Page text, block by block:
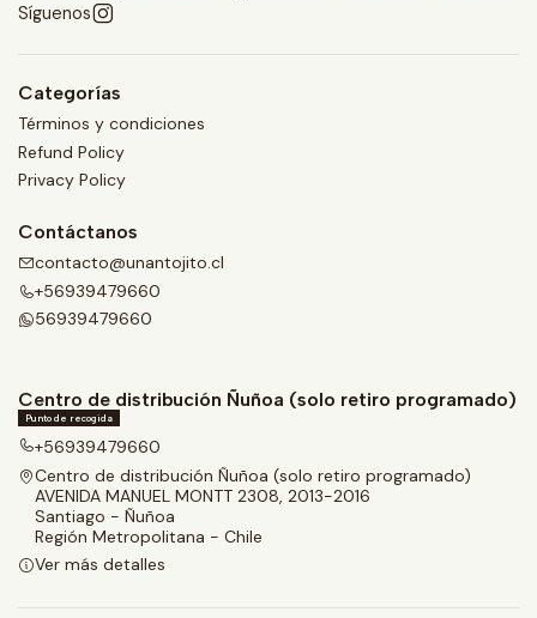
Síguenos
Categorías
Términos y condiciones
Refund Policy
Privacy Policy
Contáctanos
contacto@unantojito.cl
+56939479660
56939479660
Centro de distribución Ñuñoa (solo retiro programado)
Punto de recogida
+56939479660
Centro de distribución Ñuñoa (solo retiro programado)
AVENIDA MANUEL MONTT 2308, 2013-2016
Santiago - Ñuñoa
Región Metropolitana - Chile
Ver más detalles